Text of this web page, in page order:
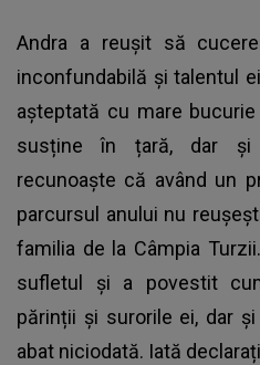
Andra a reușit să
inconfundabilă și talentul
așteptată cu mare
susține în țară, dar și
recunoaște că având un
parcursul anului nu
familia de la Câmpia
sufletul și a povestit
părinții și surorile ei, dar
abat niciodată. Iată